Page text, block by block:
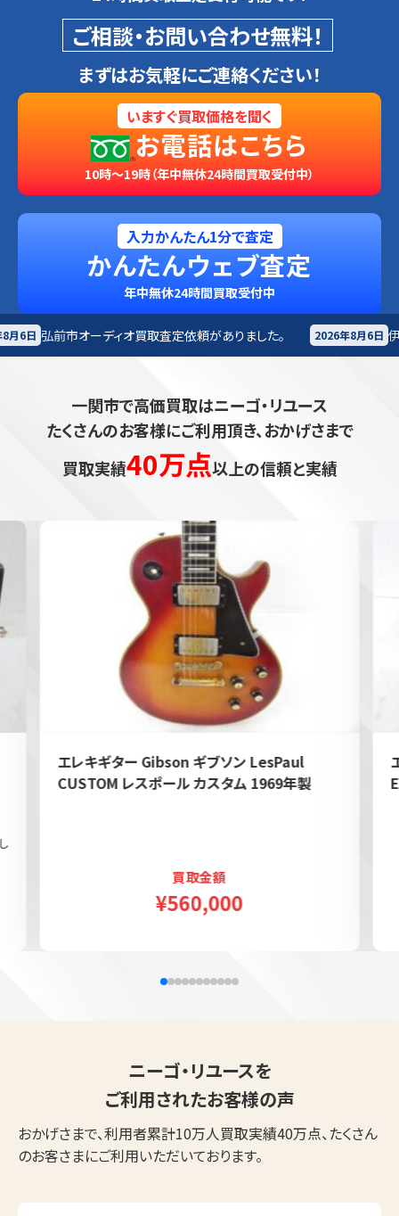
ご相談・お問い合わせ無料！
まずはお気軽にご連絡ください！
いますぐ買取価格を聞く
お電話はこちら
10時～19時（年中無休24時間買取受付中）
入力かんたん1分で査定
かんたんウェブ査定
年中無休24時間買取受付中
買取査定依頼がありました。 2026年8月6日 伊達市 楽器買取査定依
一関市で高価買取はニーゴ・リユース
たくさんのお客様にご利用頂き、おかげさまで
買取実績40万点以上の信頼と実績
エレキギター Gibson ギブソン LesPaul
CUSTOM レスポール カスタム 1969年製
買取金額
¥560,000
ニーゴ・リユースを
ご利用されたお客様の声
おかげさまで、利用者累計10万人買取実績40万点、たくさん
のお客さまにご利用いただいております。